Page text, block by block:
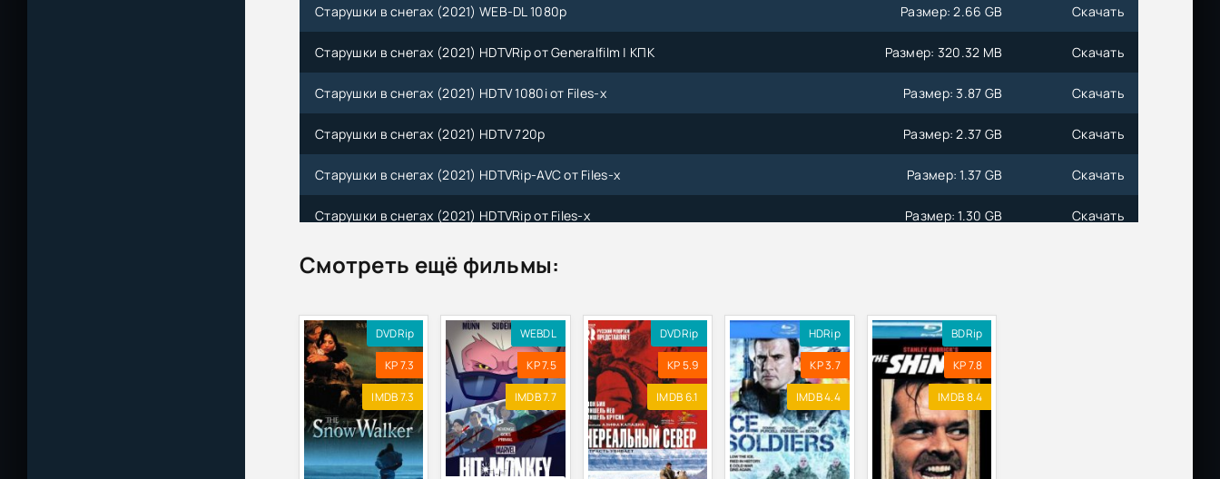
Старушки в снегах (2021) WEB-DL 1080p Размер: 2.66 GB Скачать
Старушки в снегах (2021) HDTVRip от Generalfilm | КПК Размер: 320.32 MB Скачать
Старушки в снегах (2021) HDTV 1080i от Files-x Размер: 3.87 GB Скачать
Старушки в снегах (2021) HDTV 720p Размер: 2.37 GB Скачать
Старушки в снегах (2021) HDTVRip-AVC от Files-x Размер: 1.37 GB Скачать
Старушки в снегах (2021) HDTVRip от Files-x Размер: 1.30 GB Скачать
Смотреть ещё фильмы:
DVDRip
KP 7.3
IMDB 7.3
WEBDL
KP 7.5
IMDB 7.7
DVDRip
KP 5.9
IMDB 6.1
HDRip
KP 3.7
IMDB 4.4
BDRip
KP 7.8
IMDB 8.4